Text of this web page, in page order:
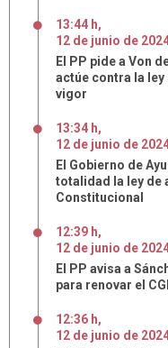
13:44 h,
12 de junio de
El PP pide a Von
actúe contra la ley
vigor
13:34 h,
12 de junio de
El Gobierno de
totalidad la ley de
Constitucional
12:39 h,
12 de junio de
El PP avisa a
para renovar el
12:36 h,
12 de junio de